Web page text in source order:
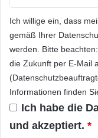
Dr. Rolf
Co.) erläutert,
Zulieferer vom
Das
Ich willige ein, dass
gemäß Ihrer
werden. Bitte
die Zukunft per E-Mail
Informationen finden
Ich habe die
und akzeptiert. *